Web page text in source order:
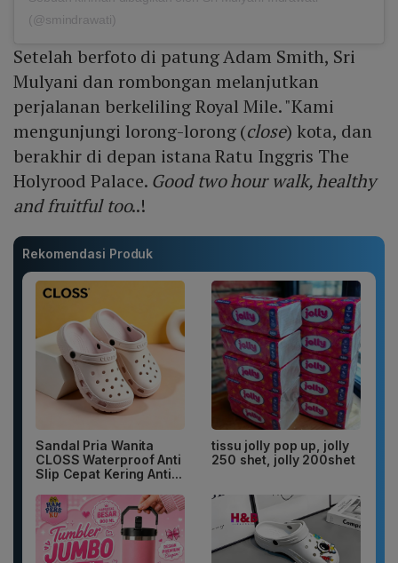
(@smindrawati)
Setelah berfoto di patung Adam Smith, Sri
Mulyani dan rombongan melanjutkan
perjalanan berkeliling Royal Mile. "Kami
mengunjungi lorong-lorong (close) kota, dan
berakhir di depan istana Ratu Inggris The
Holyrood Palace. Good two hour walk, healthy
and fruitful too..!
Rekomendasi Produk
Sandal Pria Wanita
CLOSS Waterproof Anti
Slip Cepat Kering Anti...
tissu jolly pop up, jolly
250 shet, jolly 200shet